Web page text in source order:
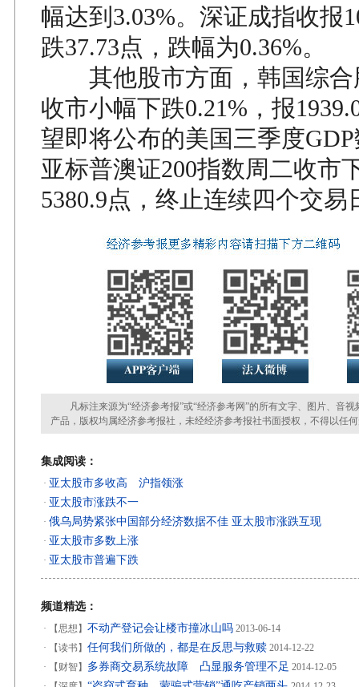
幅达到3.03%。深证成指收报
跌37.73点，跌幅为0.36%。
其他股市方面，韩国综合
收市小幅下跌0.21%，报
望即将公布的美国三季度
亚标普澳证200指数周二收市
5380.9点，终止连续四个交易
凡标注来源为“经济参考报”或“经济参考网”的所有文字、图片、音视
产品，版权均属经济参考报社，未经经济参考报社书面授权，不得以任
集成阅读：
· 亚太股市多收高 沪指领涨
· 亚太股市涨跌不一
· 俄乌局势紧张中国部分经济数据不佳 亚太股市涨跌互现
· 亚太股市多数上涨
· 亚太股市普遍下跌
频道精选：
· 【思想】 不动产登记会让楼市撞冰山吗 2013-06-14
·
【读书】 任何我们所做的，都是在反思与救赎 2014-12-22
·
【财智】 多券商交易系统故障 凸显服务管理不足 2014-12-05